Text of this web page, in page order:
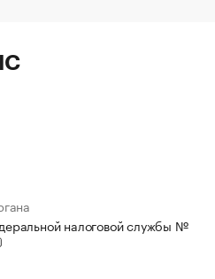
налоговой службы №